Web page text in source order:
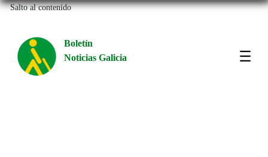
Salto al contenido
Boletín
Noticias Galicia